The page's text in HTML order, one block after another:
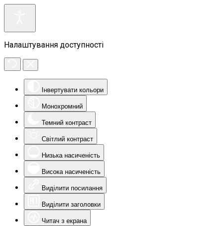
Налаштування доступності
Інвертувати кольори
Монохромний
Темний контраст
Світлий контраст
Низька насиченість
Висока насиченість
Виділити посилання
Виділити заголовки
Читач з екрана